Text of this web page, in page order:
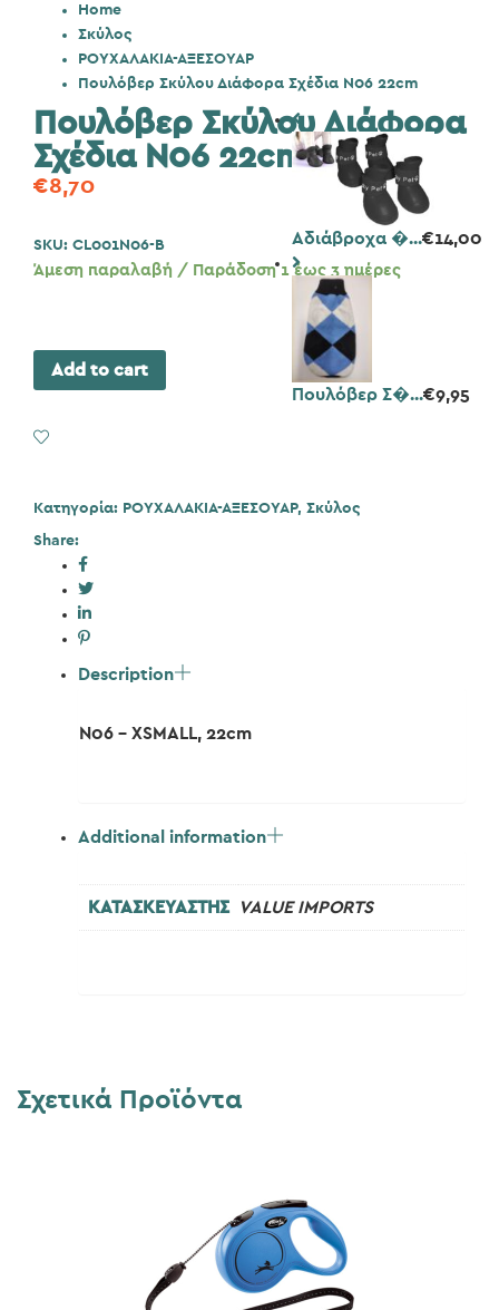
Home
Σκύλος
ΡΟΥΧΑΛΑΚΙΑ-ΑΞΕΣΟΥΑΡ
Πουλόβερ Σκύλου Διάφορα Σχέδια N06 22cm
Αδιάβροχα �...€14,00
Πουλόβερ Σ�...€9,95
Πουλόβερ Σκύλου Διάφορα
Σχέδια N06 22cm
€8,70
SKU: CL001N06-B
Άμεση παραλαβή / Παράδοση 1 έως 3 ημέρες
Add to cart
Κατηγορία: ΡΟΥΧΑΛΑΚΙΑ-ΑΞΕΣΟΥΑΡ, Σκύλος
Share:
Description
N06 – XSMALL, 22cm
Additional information
ΚΑΤΑΣΚΕΥΑΣΤΗΣ VALUE IMPORTS
Σχετικά Προϊόντα